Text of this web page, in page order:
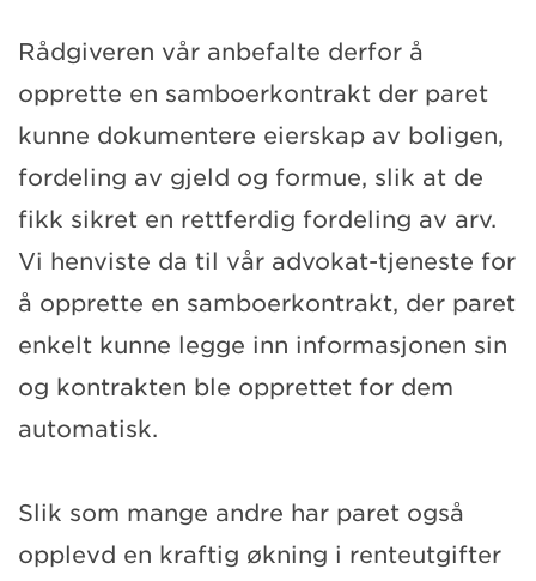
Rådgiveren vår anbefalte derfor å
opprette en samboerkontrakt der paret
kunne dokumentere eierskap av boligen,
fordeling av gjeld og formue, slik at de
fikk sikret en rettferdig fordeling av arv.
Vi henviste da til vår advokat-tjeneste for
å opprette en samboerkontrakt, der paret
enkelt kunne legge inn informasjonen sin
og kontrakten ble opprettet for dem
automatisk.
Slik som mange andre har paret også
opplevd en kraftig økning i renteutgifter